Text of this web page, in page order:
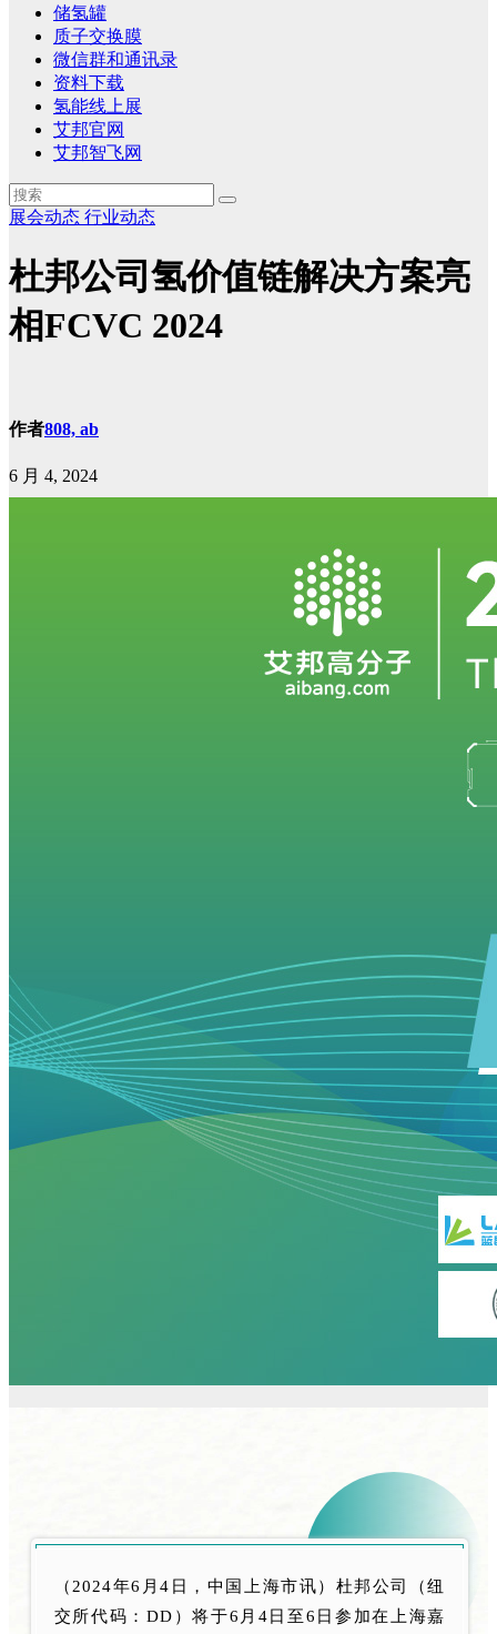
储氢罐
质子交换膜
微信群和通讯录
资料下载
氢能线上展
艾邦官网
艾邦智飞网
展会动态 行业动态
杜邦公司氢价值链解决方案亮
相FCVC 2024
作者808, ab
6 月 4, 2024
（2024年6月4日，中国上海市讯）杜邦公司（纽
交所代码：DD）将于6月4日至6日参加在上海嘉